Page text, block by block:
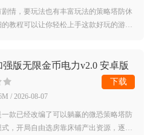
情，要玩法也有丰富玩法的策略塔防休
教程可以让你轻松上手这款好玩的游
版无限金币电力v2.0 安卓版
/ 2026-08-07
款已经改编了可以躺赢的微恐策略塔防
，开局自由选房靠床铺产出资源，逐步
下载